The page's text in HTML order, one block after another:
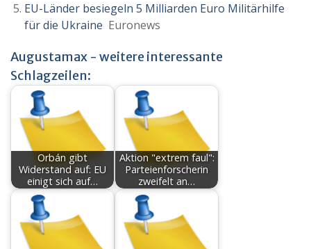
EU-Länder besiegeln 5 Milliarden Euro Militärhilfe
für die Ukraine Euronews
Augustamax - weitere interessante
Schlagzeilen:
Orbán gibt
Widerstand auf: EU
einigt sich auf…
Aktion "extrem faul":
Parteienforscherin
zweifelt an…